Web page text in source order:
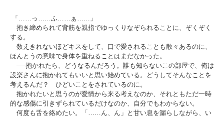
「……っ……ふ……ぁ……」
抱き締められて背筋を親指でゆっくりなぞられることに、ぞくぞく
する。
数えきれないほどキスをして、口で愛されることも散々あるのに、
ほんとうの意味で身体を重ねることはまだなかった。
──抱かれたら、どうなるんだろう。誰も知らないこの部屋で、俺は
設楽さんに抱かれてもいいと思い始めている。どうしてそんなことを
考えるんだ？ ひどいことをされているのに。
抱かれたいと思うのが愛情から来る考えなのか、それともただ一時
的な感傷に引きずられているだけなのか、自分でもわからない。
何度も舌を絡めたい。「……ん、ん」と甘い息を漏らしながら、い